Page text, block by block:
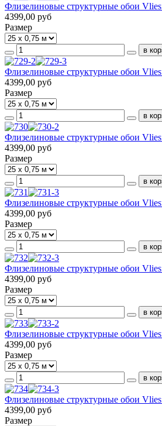
Флизелиновые структурные обои
4399,00 руб
Размер
Флизелиновые структурные обои
4399,00 руб
Размер
Флизелиновые структурные обои
4399,00 руб
Размер
Флизелиновые структурные обои
4399,00 руб
Размер
Флизелиновые структурные обои
4399,00 руб
Размер
Флизелиновые структурные обои
4399,00 руб
Размер
Флизелиновые структурные обои
4399,00 руб
Размер